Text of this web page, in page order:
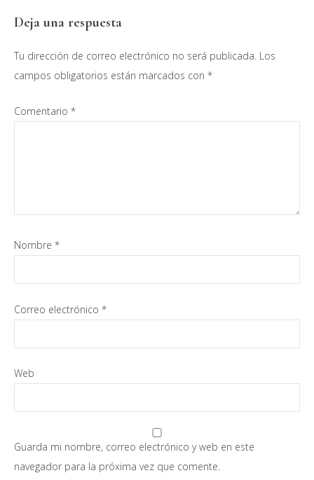
Interacciones
con
los
Deja una respuesta
Tu dirección de correo electrónico no será publicada. Los
campos obligatorios están marcados con *
Comentario *
Nombre *
Correo electrónico *
Web
Guarda mi nombre, correo electrónico y web en este
navegador para la próxima vez que comente.